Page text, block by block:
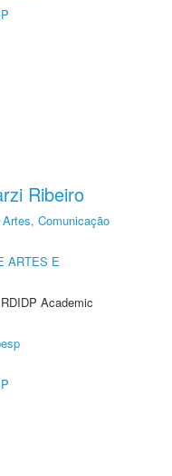
Ribeiro
Comunicação
ARTES E
Academic